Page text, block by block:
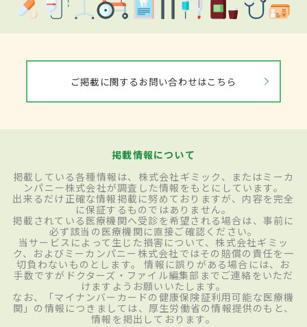
ご掲載に関するお問い合わせはこちら
掲載情報について
掲載している各種情報は、株式会社ギミック、またはミーカ
ンパニー株式会社が調査した情報をもとにしています。
出来るだけ正確な情報掲載に努めておりますが、内容を完全
に保証するものではありません。
掲載されている医療機関へ受診を希望される場合は、事前に
必ず該当の医療機関に直接ご確認ください。
当サービスによって生じた損害について、株式会社ギミッ
ク、およびミーカンパニー株式会社ではその賠償の責任を一
切負わないものとします。 情報に誤りがある場合には、お
手数ですがドクターズ・ファイル編集部までご連絡をいただ
けますようお願いいたします。
なお、「マイナンバーカードの健康保険証利用可能な医療機
関」の情報につきましては、厚生労働省の情報提供のもと、
情報を掲出しております。